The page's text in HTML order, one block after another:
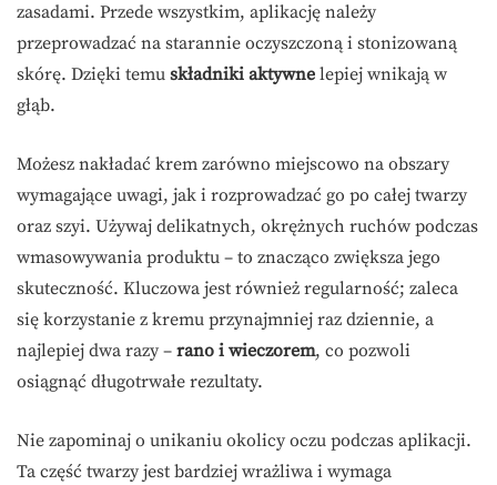
zasadami. Przede wszystkim, aplikację należy
przeprowadzać na starannie oczyszczoną i stonizowaną
skórę. Dzięki temu składniki aktywne lepiej wnikają w
głąb.
Możesz nakładać krem zarówno miejscowo na obszary
wymagające uwagi, jak i rozprowadzać go po całej twarzy
oraz szyi. Używaj delikatnych, okrężnych ruchów podczas
wmasowywania produktu – to znacząco zwiększa jego
skuteczność. Kluczowa jest również regularność; zaleca
się korzystanie z kremu przynajmniej raz dziennie, a
najlepiej dwa razy – rano i wieczorem, co pozwoli
osiągnąć długotrwałe rezultaty.
Nie zapominaj o unikaniu okolicy oczu podczas aplikacji.
Ta część twarzy jest bardziej wrażliwa i wymaga